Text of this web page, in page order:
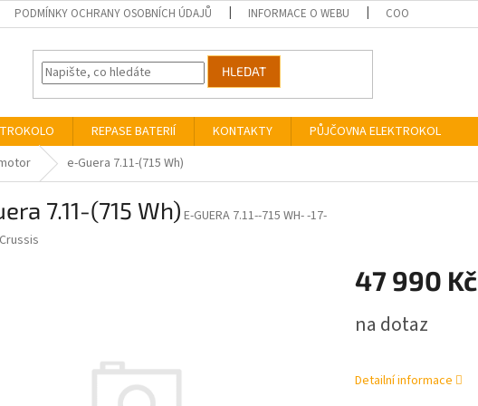
PODMÍNKY OCHRANY OSOBNÍCH ÚDAJŮ INFORMACE O WEBU COOKIES
HLEDAT
REPASE BATERIÍ KONTAKTY
PŮJČOVNA ELEKTROKOL
e-Guera 7.11-(715 Wh)
7.11-(715 Wh) E-GUERA 7.11--715 WH- -17-
Crussis
47 990 Kč
cena:
na dotaz
Detailní informace